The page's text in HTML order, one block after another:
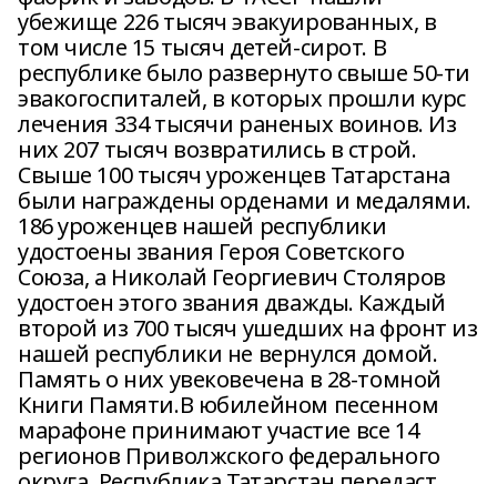
убежище 226 тысяч эвакуированных, в
том числе 15 тысяч детей-сирот. В
республике было развернуто свыше 50-ти
эвакогоспиталей, в которых прошли курс
лечения 334 тысячи раненых воинов. Из
них 207 тысяч возвратились в строй.
Свыше 100 тысяч уроженцев Татарстана
были награждены орденами и медалями.
186 уроженцев нашей республики
удостоены звания Героя Советского
Союза, а Николай Георгиевич Столяров
удостоен этого звания дважды. Каждый
второй из 700 тысяч ушедших на фронт из
нашей республики не вернулся домой.
Память о них увековечена в 28-томной
Книги Памяти.В юбилейном песенном
марафоне принимают участие все 14
регионов Приволжского федерального